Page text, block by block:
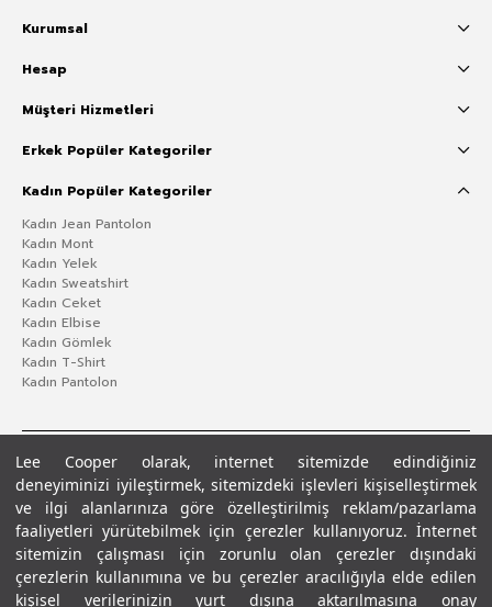
Lee Cooper olarak, internet sitemizde edindiğiniz
deneyiminizi iyileştirmek, sitemizdeki işlevleri kişiselleştirmek
ve ilgi alanlarınıza göre özelleştirilmiş reklam/pazarlama
faaliyetleri yürütebilmek için çerezler kullanıyoruz. İnternet
sitemizin çalışması için zorunlu olan çerezler dışındaki
çerezlerin kullanımına ve bu çerezler aracılığıyla elde edilen
kişisel verilerinizin yurt dışına aktarılmasına onay
Kurumsal
Hesap
Müşteri Hizmetleri
Erkek Popüler Kategoriler
Kadın Popüler Kategoriler
Kadın Jean Pantolon
Kadın Mont
Kadın Yelek
Kadın Sweatshirt
Kadın Ceket
Kadın Elbise
Kadın Gömlek
Kadın T-Shirt
Kadın Pantolon
Gizlilik PolitikasıÇerez Politikası KVKK Aydınlatma MetniŞartlar ve Koşullar